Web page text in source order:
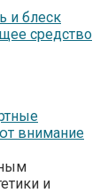
и блеск
средство
внимание
и